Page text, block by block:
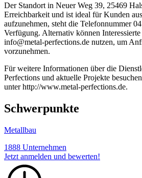
Der Standort in Neuer Weg 39, 25469
Erreichbarkeit und ist ideal für Kunden
aufzunehmen, steht die Telefonnummer
Verfügung. Alternativ können
info@metal-perfections.de nutzen, um
vorzunehmen.
Für weitere Informationen über die
Perfections und aktuelle Projekte
unter http://www.metal-perfections.de.
Schwerpunkte
Metallbau
1888 Unternehmen
Jetzt anmelden und bewerten!